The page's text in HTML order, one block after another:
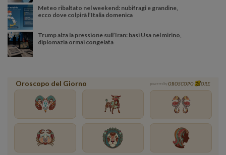
Meteo ribaltato nel weekend: nubifragi e grandine,
ecco dove colpirà l’Italia domenica
Trump alza la pressione sull’Iran: basi Usa nel mirino,
diplomazia ormai congelata
Oroscopo del Giorno powered by OROSCOPO ORE